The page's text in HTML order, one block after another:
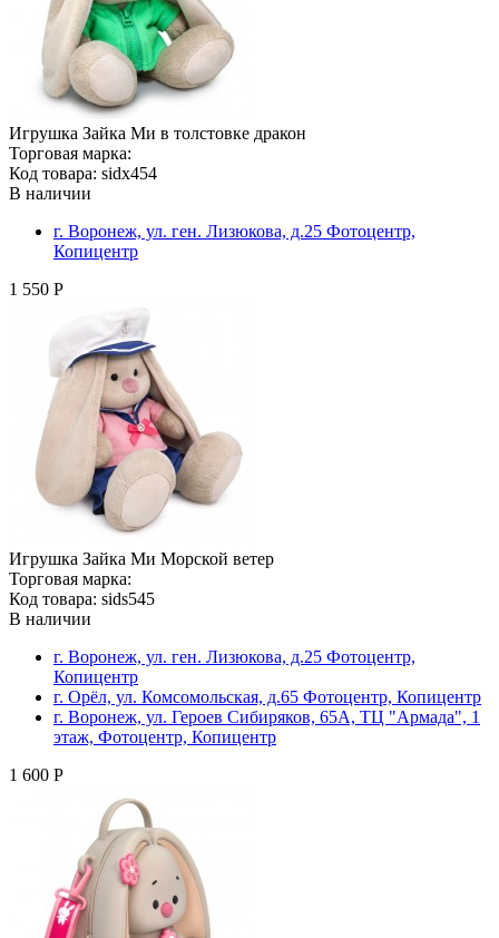
Игрушка Зайка Ми в толстовке дракон
Торговая марка:
Код товара: sidx454
В наличии
г. Воронеж, ул. ген. Лизюкова, д.25 Фотоцентр,
Копицентр
1 550 Р
Игрушка Зайка Ми Морской ветер
Торговая марка:
Код товара: sids545
В наличии
г. Воронеж, ул. ген. Лизюкова, д.25 Фотоцентр,
Копицентр
г. Орёл, ул. Комсомольская, д.65 Фотоцентр, Копицентр
г. Воронеж, ул. Героев Сибиряков, 65А, ТЦ "Армада", 1
этаж, Фотоцентр, Копицентр
1 600 Р